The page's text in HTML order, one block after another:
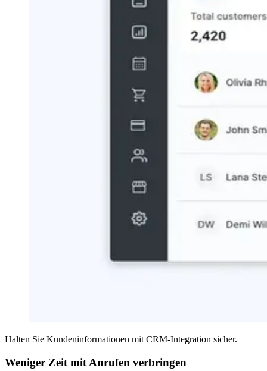
Halten Sie Kundeninformationen mit CRM-Integration sicher.
Weniger Zeit mit Anrufen verbringen